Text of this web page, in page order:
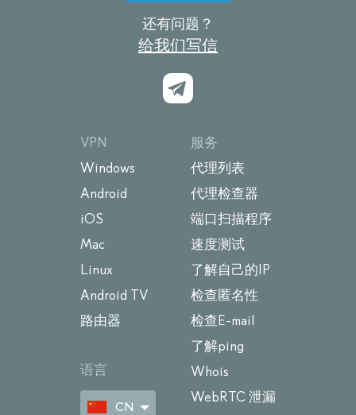
还有问题？
给我们写信
VPN
Windows
Android
iOS
Mac
Linux
Android TV
路由器
语言
CN
服务
代理列表
代理检查器
端口扫描程序
速度测试
了解自己的IP
检查匿名性
检查E-mail
了解ping
Whois
WebRTC 泄漏